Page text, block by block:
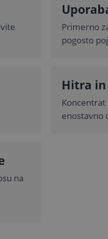
Primerno
pogosto
Hitra
Koncentrat
enostavno
na